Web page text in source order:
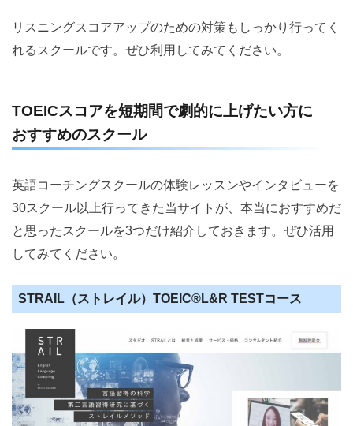
リスニングスコアアップのための対策もしっかり行ってく
れるスクールです。ぜひ利用してみてください。
TOEICスコアを短期間で劇的に上げたい方に
おすすめのスクール
英語コーチングスクールの体験レッスンやインタビューを
30スクール以上行ってきた当サイトが、本当におすすめだ
と思ったスクールを3つだけ紹介しておきます。ぜひ活用
してみてください。
STRAIL（ストレイル）TOEIC®️L&R TESTコース